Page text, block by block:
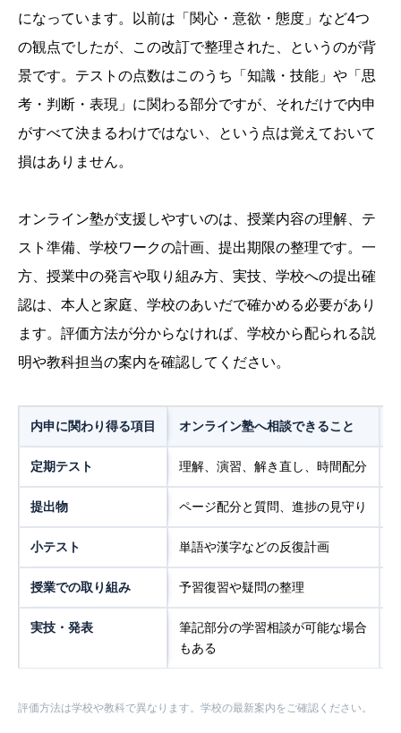
になっています。以前は「関心・意欲・態度」など4つ
の観点でしたが、この改訂で整理された、というのが背
景です。テストの点数はこのうち「知識・技能」や「思
考・判断・表現」に関わる部分ですが、それだけで内申
がすべて決まるわけではない、という点は覚えておいて
損はありません。
オンライン塾が支援しやすいのは、授業内容の理解、テ
スト準備、学校ワークの計画、提出期限の整理です。一
方、授業中の発言や取り組み方、実技、学校への提出確
認は、本人と家庭、学校のあいだで確かめる必要があり
ます。評価方法が分からなければ、学校から配られる説
明や教科担当の案内を確認してください。
内申に関わり得る項目 オンライン塾へ相談できること
定期テスト 理解、演習、解き直し、時間配分
提出物 ページ配分と質問、進捗の見守り
小テスト 単語や漢字などの反復計画
授業での取り組み 予習復習や疑問の整理
実技・発表
筆記部分の学習相談が可能な場合
もある
評価方法は学校や教科で異なります。学校の最新案内をご確認ください。